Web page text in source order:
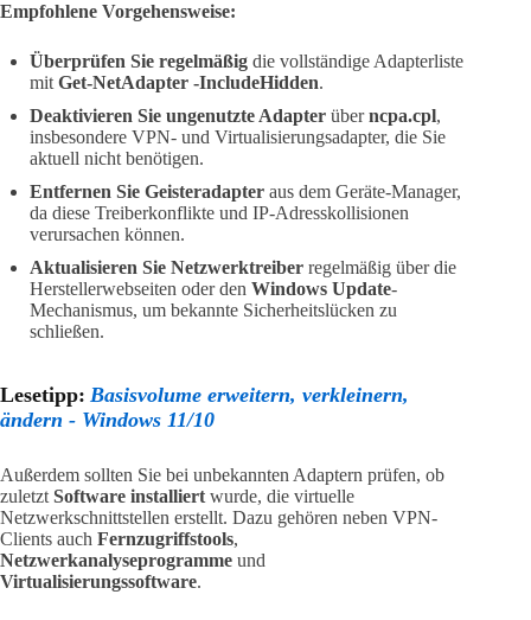
Empfohlene Vorgehensweise:
Überprüfen Sie regelmäßig die vollständige Adapterliste
mit Get-NetAdapter -IncludeHidden.
Deaktivieren Sie ungenutzte Adapter überncpa.cpl,
insbesondere VPN- und Virtualisierungsadapter, die Sie
aktuell nicht benötigen.
Entfernen Sie Geisteradapter aus dem Geräte-Manager,
da diese Treiberkonflikte und IP-Adresskollisionen
verursachen können.
Aktualisieren Sie Netzwerktreiber regelmäßig über die
Herstellerwebseiten oder den Windows Update-
Mechanismus, um bekannte Sicherheitslücken zu
schließen.
Lesetipp: Basisvolume erweitern, verkleinern,
ändern - Windows 11/10
Außerdem sollten Sie bei unbekannten Adaptern prüfen, ob
zuletzt Software installiert wurde, die virtuelle
Netzwerkschnittstellen erstellt. Dazu gehören neben VPN-
Clients auch Fernzugriffstools,
Netzwerkanalyseprogramme und
Virtualisierungssoftware.